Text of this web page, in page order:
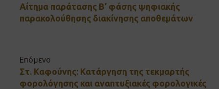
Αίτημα παράτασης Β’ φάσης ψηφιακής
παρακολούθησης διακίνησης αποθεμάτων
Επόμενο
Στ. Καφούνης: Κατάργηση της τεκμαρτής
φορολόγησης και αναπτυξιακές φορολογικές